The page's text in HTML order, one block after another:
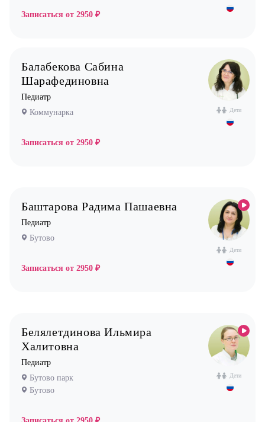
Маммолог
Невролог
Нефролог
Ортопед
Остеопат
Психолог
Пульмонолог
Стоматолог имплантолог
Стоматолог ортодонт
Врач УЗИ
Физиотерапевт
Фониатр
Хирург
Кузьминки
Записаться от 2950 ₽
Дети
Балабекова Сабина
Шарафединовна
Педиатр
Коммунарка
Записаться от 2950 ₽
Дети
Баштарова Радима Пашаевна
Педиатр
Бутово
Записаться от 2950 ₽
Дети
Белялетдинова Ильмира
Халитовна
Педиатр
Бутово парк
Бутово
Записаться от 2950 ₽